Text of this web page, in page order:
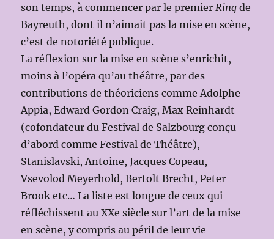
son temps, à commencer par le premier Ring de
Bayreuth, dont il n’aimait pas la mise en scène,
c’est de notoriété publique.
La réflexion sur la mise en scène s’enrichit,
moins à l’opéra qu’au théâtre, par des
contributions de théoriciens comme Adolphe
Appia, Edward Gordon Craig, Max Reinhardt
(cofondateur du Festival de Salzbourg conçu
d’abord comme Festival de Théâtre),
Stanislavski, Antoine, Jacques Copeau,
Vsevolod Meyerhold, Bertolt Brecht, Peter
Brook etc… La liste est longue de ceux qui
réfléchissent au XXe siècle sur l’art de la mise
en scène, y compris au péril de leur vie